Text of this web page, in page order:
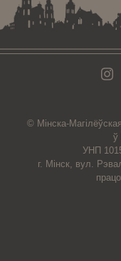
© Мiнска-Магiлёўская
ў
УНП
г. Мінск, вул.